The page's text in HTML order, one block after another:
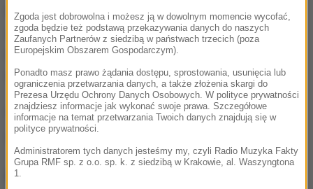
Wielki rabin Strasburga Rene Gutman oświadczył, że
zdarzenie to zupełnie nie odzwierciedla klimatu w
mieście, gdzie panują "dobre i bardzo braterskie
stosunki między Żydami a muzułmanami".
(mal)
Źródło: RMF24/PAP
NAJWAŻNIEJSZE FAKTY
Zgoda jest dobrowolna i możesz ją w dowolnym momencie wycofać,
zgoda będzie też podstawą przekazywania danych do naszych
Zaufanych Partnerów z siedzibą w państwach trzecich (poza
Europejskim Obszarem Gospodarczym).
Ponadto masz prawo żądania dostępu, sprostowania, usunięcia lub
ograniczenia przetwarzania danych, a także złożenia skargi do
Prezesa Urzędu Ochrony Danych Osobowych. W polityce prywatności
znajdziesz informacje jak wykonać swoje prawa. Szczegółowe
informacje na temat przetwarzania Twoich danych znajdują się w
polityce prywatności.
Administratorem tych danych jesteśmy my, czyli Radio Muzyka Fakty
Grupa RMF sp. z o.o. sp. k. z siedzibą w Krakowie, al. Waszyngtona
1.